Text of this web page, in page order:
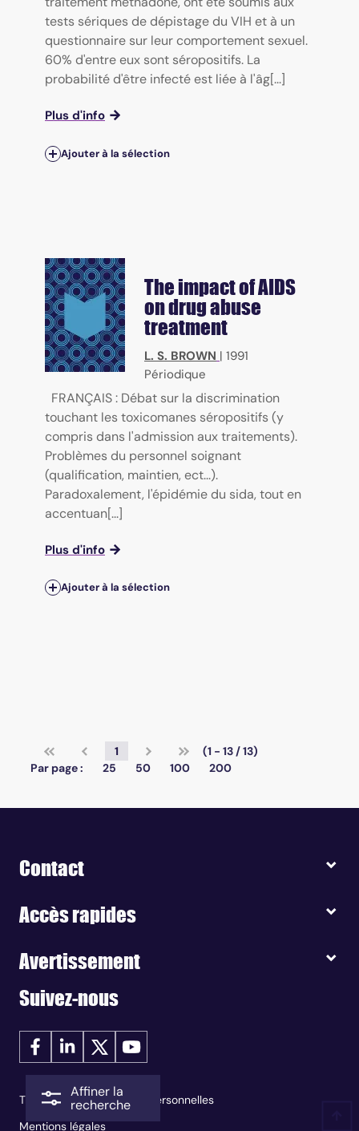
Affiner la
recherche
tests sériques de dépistage du VIH et à un
questionnaire sur leur comportement sexuel.
60% d'entre eux sont séropositifs. La
probabilité d'être infecté est liée à l'âg[...]
Plus d'info
Ajouter à la sélection
The impact of AIDS
on drug abuse
treatment
L. S. BROWN | 1991
Périodique
FRANÇAIS : Débat sur la discrimination
touchant les toxicomanes séropositifs (y
compris dans l'admission aux traitements).
Problèmes du personnel soignant
(qualification, maintien, ect...).
Paradoxalement, l'épidémie du sida, tout en
accentuan[...]
Plus d'info
Ajouter à la sélection
1
(1 - 13 / 13)
Par page :
25 50 100 200
Contact
Accès rapides
Avertissement
Suivez-nous
Traitement des données personnelles
Mentions légales